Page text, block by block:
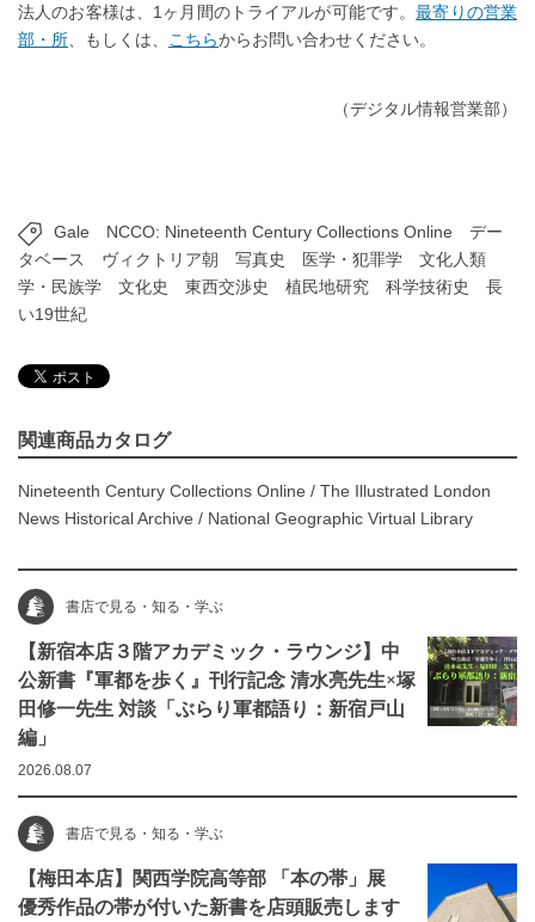
法人のお客様は、1ヶ月間のトライアルが可能です。最寄りの営業
部・所 、もしくは、 こちらからお問い合わせください。
（デジタル情報営業部）
Gale NCCO: Nineteenth Century Collections Online
デー
タベース
ヴィクトリア朝 写真史 医学・犯罪学
文化人類
学・民族学
文化史 東西交渉史 植民地研究 科学技術史
長
い19世紀
関連商品カタログ
Nineteenth Century Collections Online / The Illustrated London
News Historical Archive / National Geographic Virtual Library
書店で見る・知る・学ぶ
【新宿本店３階アカデミック・ラウンジ】中
公新書『軍都を歩く』刊行記念 清水亮先生×塚
田修一先生 対談「ぶらり軍都語り：新宿戸山
編」
2026.08.07
書店で見る・知る・学ぶ
【梅田本店】関西学院高等部 「本の帯」展
優秀作品の帯が付いた新書を店頭販売します